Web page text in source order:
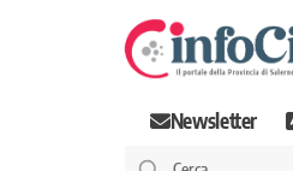
Newsletter